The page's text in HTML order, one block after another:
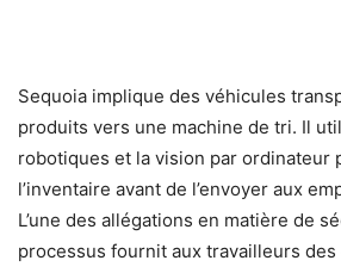
Sequoia implique des véhicules
produits vers une machine de tri. Il
robotiques et la vision par ordinateur
l’inventaire avant de l’envoyer aux
L’une des allégations en matière de
processus fournit aux travailleurs